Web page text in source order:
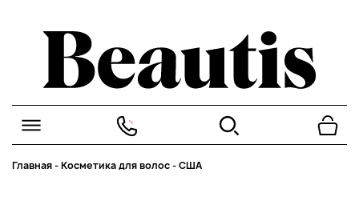
Главная-Косметика для волос-США